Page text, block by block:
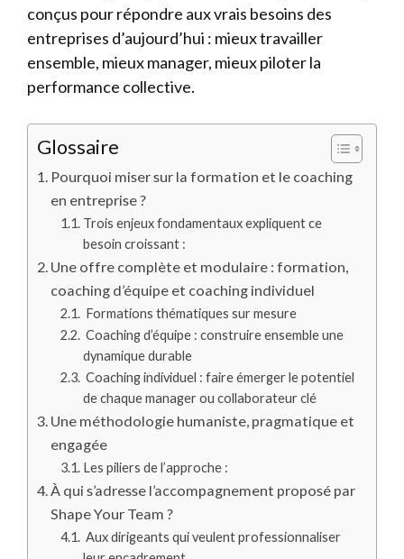
conçus pour répondre aux vrais besoins des
entreprises d’aujourd’hui : mieux travailler
ensemble, mieux manager, mieux piloter la
performance collective.
Glossaire
Pourquoi miser sur la formation et le coaching
en entreprise ?
Trois enjeux fondamentaux expliquent ce
besoin croissant :
Une offre complète et modulaire : formation,
coaching d’équipe et coaching individuel
Formations thématiques sur mesure
Coaching d’équipe : construire ensemble une
dynamique durable
Coaching individuel : faire émerger le potentiel
de chaque manager ou collaborateur clé
Une méthodologie humaniste, pragmatique et
engagée
Les piliers de l’approche :
À qui s’adresse l’accompagnement proposé par
Shape Your Team ?
Aux dirigeants qui veulent professionnaliser